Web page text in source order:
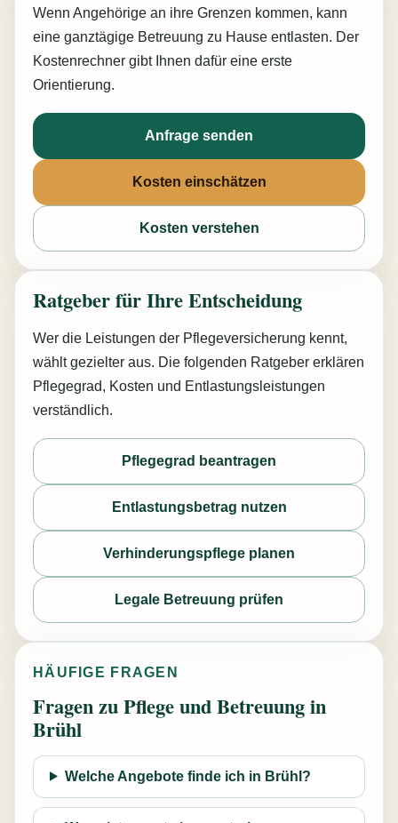
Wenn Angehörige an ihre Grenzen kommen, kann
eine ganztägige Betreuung zu Hause entlasten. Der
Kostenrechner gibt Ihnen dafür eine erste
Orientierung.
Anfrage senden
Kosten einschätzen
Kosten verstehen
Ratgeber für Ihre Entscheidung
Wer die Leistungen der Pflegeversicherung kennt,
wählt gezielter aus. Die folgenden Ratgeber erklären
Pflegegrad, Kosten und Entlastungsleistungen
verständlich.
Pflegegrad beantragen
Entlastungsbetrag nutzen
Verhinderungspflege planen
Legale Betreuung prüfen
HÄUFIGE FRAGEN
Fragen zu Pflege und Betreuung in
Brühl
Welche Angebote finde ich in Brühl?